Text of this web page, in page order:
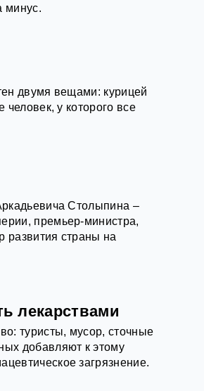
минус.
двумя вещами: курицей
у которого все
Столыпина –
премьер-министра,
развития страны на
лекарствами
туристы, мусор, сточные
добавляют к этому
загрязнение.